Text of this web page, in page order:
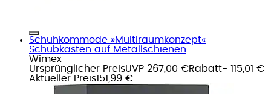
Schuhkommode »Multiraumkonzept«
Schubkästen auf Metallschienen
Wimex
Ursprünglicher PreisUVP 267,00 €Rabatt- 115,01 €
Aktueller Preis151,99 €